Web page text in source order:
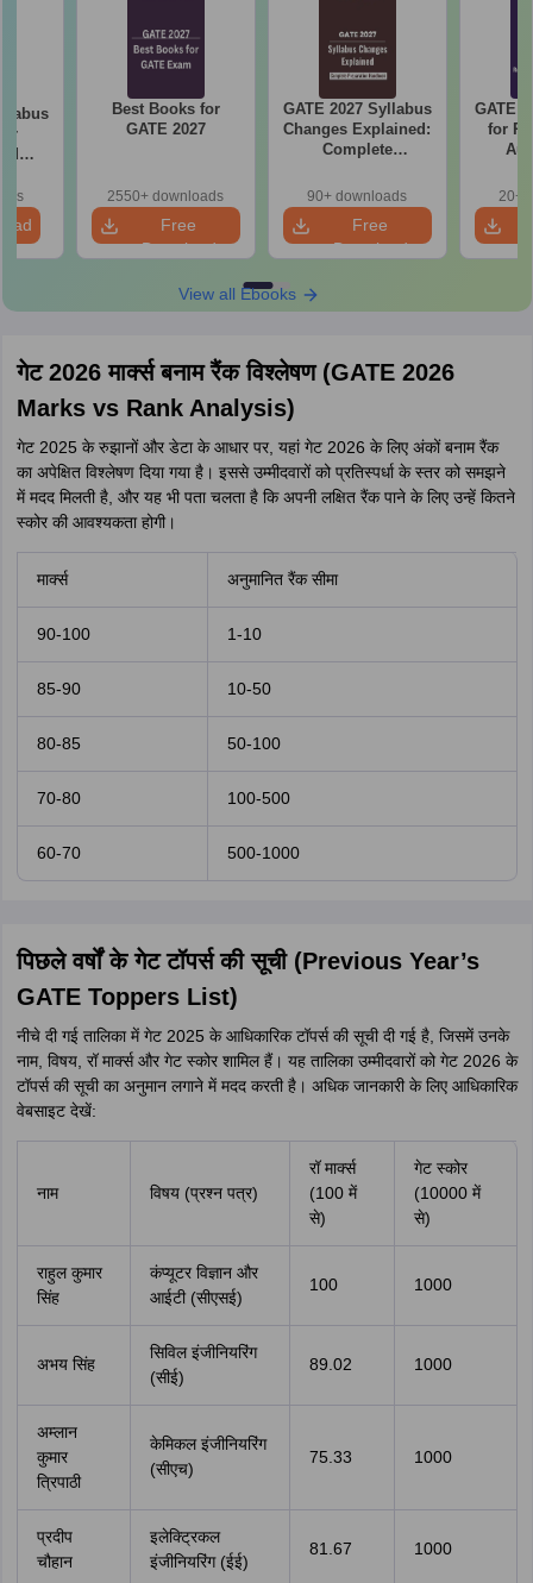
Best Books for
GATE 2027
2550+ downloads
Free
Download
GATE 2027 Syllabus
Changes Explained:
Complete
Handbook
90+ downloads
Free
Download
GATE
for
20+
View all Ebooks
गेट 2026 मार्क्स बनाम रैंक विश्लेषण (GATE 2026
Marks vs Rank Analysis)
गेट 2025 के रुझानों और डेटा के आधार पर, यहां गेट 2026 के लिए अंकों बनाम रैंक
का अपेक्षित विश्लेषण दिया गया है। इससे उम्मीदवारों को प्रतिस्पर्धा के स्तर को समझने
में मदद मिलती है, और यह भी पता चलता है कि अपनी लक्षित रैंक पाने के लिए उन्हें कितने
स्कोर की आवश्यकता होगी।
मार्क्स अनुमानित रैंक सीमा
90-100 1-10
85-90 10-50
80-85 50-100
70-80 100-500
60-70 500-1000
पिछले वर्षों के गेट टॉपर्स की सूची (Previous Year’s
GATE Toppers List)
नीचे दी गई तालिका में गेट 2025 के आधिकारिक टॉपर्स की सूची दी गई है, जिसमें उनके
नाम, विषय, रॉ मार्क्स और गेट स्कोर शामिल हैं। यह तालिका उम्मीदवारों को गेट 2026 के
टॉपर्स की सूची का अनुमान लगाने में मदद करती है। अधिक जानकारी के लिए आधिकारिक
वेबसाइट देखें:
नाम विषय (प्रश्न पत्र)
रॉ मार्क्स
(100 में
से)
गेट स्कोर
(10000 में
से)
राहुल कुमार
सिंह
कंप्यूटर विज्ञान और
आईटी (सीएसई)
100 1000
अभय सिंह
सिविल इंजीनियरिंग
(सीई)
89.02 1000
अम्लान
कुमार
त्रिपाठी
केमिकल इंजीनियरिंग
(सीएच)
75.33 1000
प्रदीप
चौहान
इलेक्ट्रिकल
इंजीनियरिंग (ईई)
81.67 1000